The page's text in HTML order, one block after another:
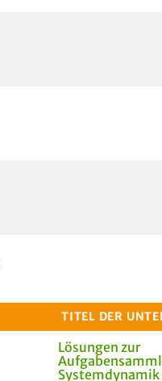
TITEL DER
Lösungen zur
Systemdynamik